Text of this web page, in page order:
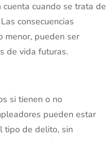
cuando se trata de
consecuencias
menor, pueden ser
de vida futuras.
si tienen o no
pueden estar
tipo de delito, sin